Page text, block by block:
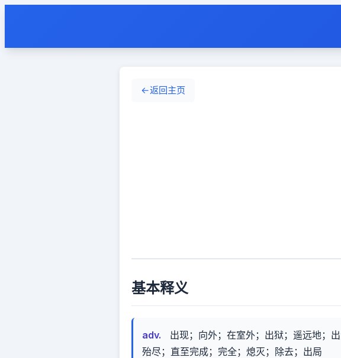
←返回主页
基本释义
adv.
出现；向外；在室外；出狱；遥远地；
殆尽；直至完成；完全；熄灭；除去；出局